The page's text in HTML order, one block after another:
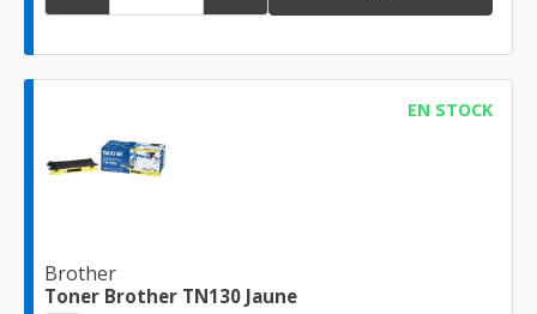
EN STOCK
Brother
Toner Brother TN130 Jaune